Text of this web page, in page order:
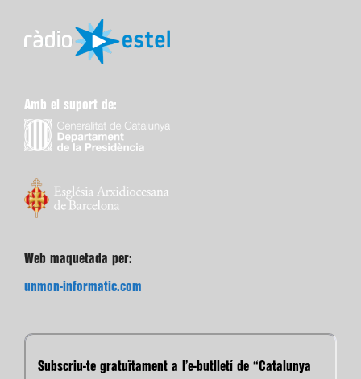
Amb el suport de:
Web maquetada per:
unmon-informatic.com
Subscriu-te gratuïtament a l’e-butlletí de “Catalunya